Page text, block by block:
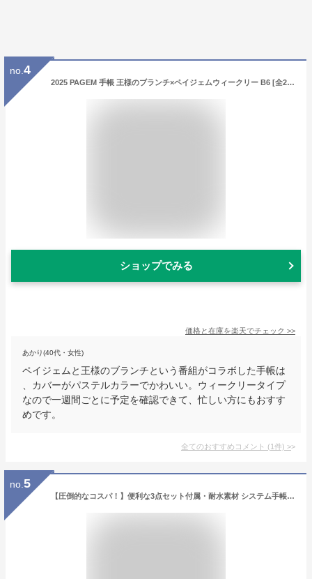
no. 4
2025 PAGEM 手帳 王様のブランチ×ペイジェムウィークリー B6 [全2色]2025年1月・月曜始まり 《週間方眼メモ / 2251,2252》日本能率協会 438-225*-25 【ネコポス可】[M便 1/4]ダイアリー ノルティ 能率手帳 おしゃれ 女性
ショップでみる
価格と在庫を楽天でチェック >>
あかり(40代・女性)
ペイジェムと王様のブランチという番組がコラボした手帳は
、カバーがパステルカラーでかわいい。ウィークリータイプ
なので一週間ごとに予定を確認できて、忙しい方にもおすす
めです。
全てのおすすめコメント (1件) >
no. 5
【圧倒的なコスパ！】便利な3点セット付属・耐水素材 システム手帳 カバー A5サイズ ファステージ fastage 6穴 リング内径21mm ビジネス手帳カバー カード入れ スリム バインダー メンズ レディース 男性 女性 シンプル おしゃれ プレゼント